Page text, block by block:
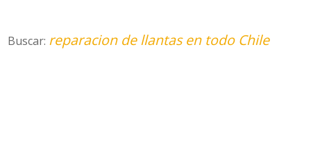
Buscar: reparacion de llantas en todo Chile